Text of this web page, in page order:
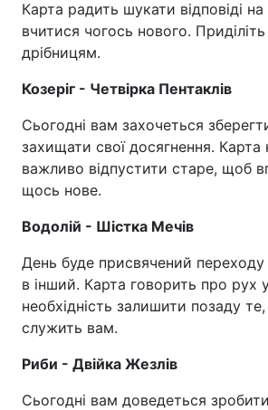
Карта радить шукати відповіді на
вчитися чогось нового.
дрібницям.
Козеріг - Четвірка Пентаклів
Сьогодні вам захочеться
захищати свої досягнення. Карта
важливо відпустити старе, щоб
щось нове.
Водолій - Шістка Мечів
День буде присвячений
в інший. Карта говорить про рух
необхідність залишити позаду
служить вам.
Риби - Двійка Жезлів
Сьогодні вам доведеться